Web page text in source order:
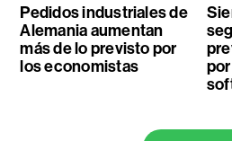
Pedidos industriales de
Alemania aumentan
más de lo previsto por
los economistas